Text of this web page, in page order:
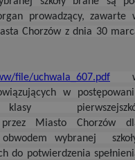
prowadzący, zawarte
Chorzów z dnia 30
file/uchwala_607.pdf
w
Miasto Chorzów
obwodem wybranej
do potwierdzenia